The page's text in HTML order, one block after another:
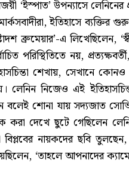
‘ইস্পাত’ উপন্যাসে লেনিনের
ইতিহাসে ব্যক্তির
ব্রুমেয়ার’-এ
পরিস্থিতিতে নয়,
শেখায়, সেখানে কোনও
নিজেও এই
বলেই শোনা যায় সদ্যজাত
করা দেখে ছুটে গেছিলেন
বিপ্লবের নায়কদের ছবি
‘তাহলে আপনাদের